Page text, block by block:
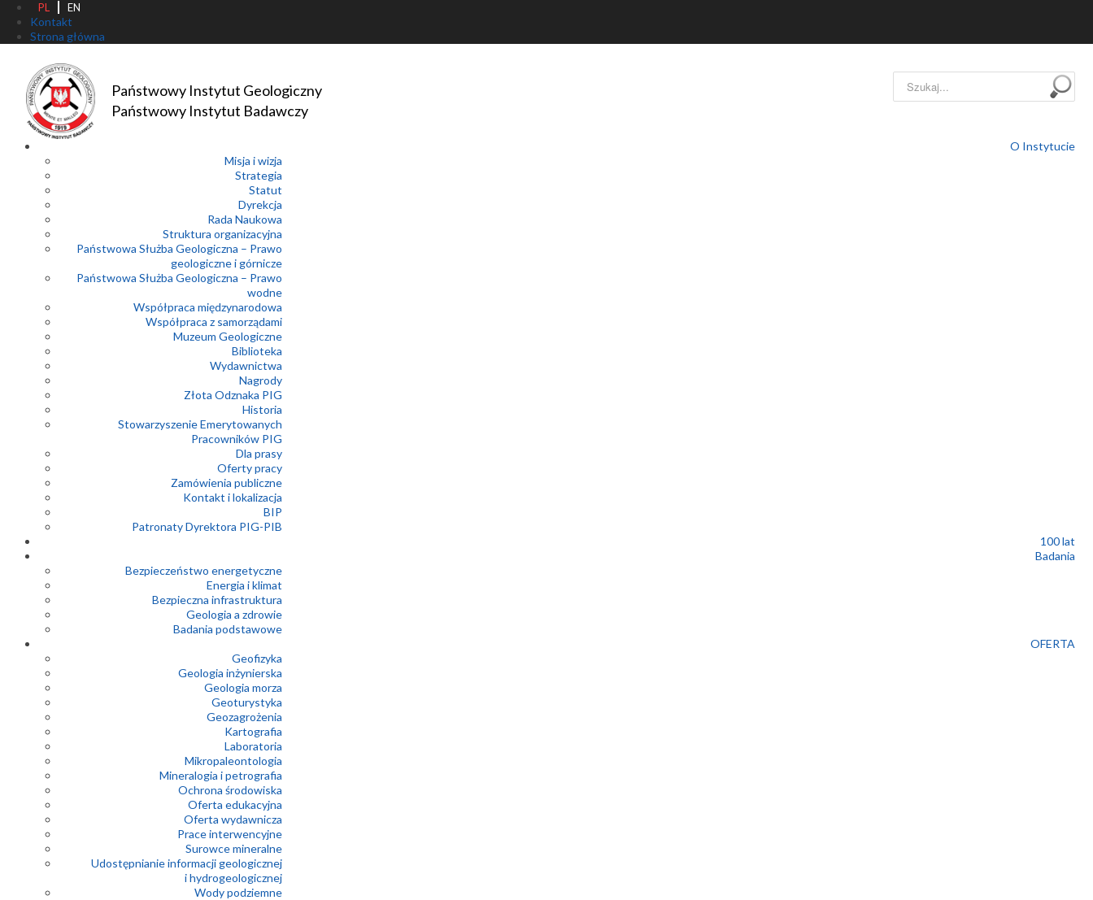
PL EN
Kontakt
Strona główna
Państwowy Instytut Geologiczny
Państwowy Instytut Badawczy
Szukaj...
O Instytucie
Misja i wizja
Strategia
Statut
Dyrekcja
Rada Naukowa
Struktura organizacyjna
Państwowa Służba Geologiczna – Prawo
geologiczne i górnicze
Państwowa Służba Geologiczna – Prawo
wodne
Współpraca międzynarodowa
Współpraca z samorządami
Muzeum Geologiczne
Biblioteka
Wydawnictwa
Nagrody
Złota Odznaka PIG
Historia
Stowarzyszenie Emerytowanych
Pracowników PIG
Dla prasy
Oferty pracy
Zamówienia publiczne
Kontakt i lokalizacja
BIP
Patronaty Dyrektora PIG-PIB
100 lat
Badania
Bezpieczeństwo energetyczne
Energia i klimat
Bezpieczna infrastruktura
Geologia a zdrowie
Badania podstawowe
OFERTA
Geofizyka
Geologia inżynierska
Geologia morza
Geoturystyka
Geozagrożenia
Kartografia
Laboratoria
Mikropaleontologia
Mineralogia i petrografia
Ochrona środowiska
Oferta edukacyjna
Oferta wydawnicza
Prace interwencyjne
Surowce mineralne
Udostępnianie informacji geologicznej
i hydrogeologicznej
Wody podziemne